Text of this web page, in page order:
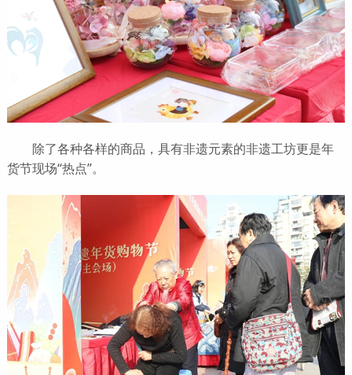
除了各种各样的商品，具有非遗元素的非遗工坊更是年
货节现场“热点”。